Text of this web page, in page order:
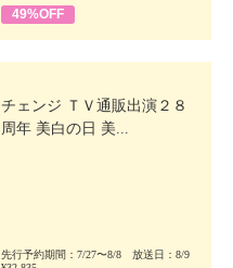
49%OFF
チェンジ ＴＶ通販出演２８
周年 美白の日 美...
先行予約期間：7/27〜8/8 放送日：8/9